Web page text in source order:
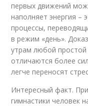
первых движений
наполняет энергия –
процессы,
в режим «день».
утрам любой простой
отличаются более
легче переносят
Интересный факт.
гимнастики человек